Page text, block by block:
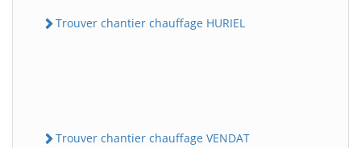
Trouver chantier chauffage HURIEL
Trouver chantier chauffage VENDAT